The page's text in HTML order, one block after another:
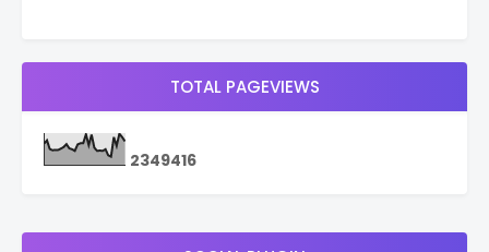
TOTAL PAGEVIEWS
2349416